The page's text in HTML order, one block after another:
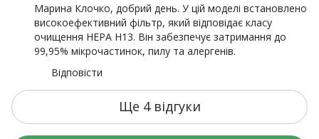
Марина Клочко, добрий день. У цій моделі встановлено
високоефективний фільтр, який відповідає класу
очищення HEPA H13. Він забезпечує затримання до
99,95% мікрочастинок, пилу та алергенів.
Відповісти
Ще 4 відгуки